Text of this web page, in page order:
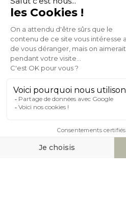
Expéditionen
24/72h